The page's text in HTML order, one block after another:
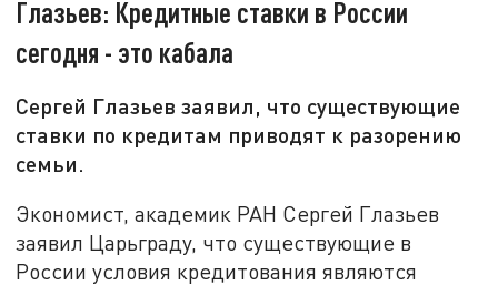
Глазьев: Кредитные ставки в России
сегодня - это кабала
Сергей Глазьев заявил, что существующие
ставки по кредитам приводят к разорению
семьи.
Экономист, академик РАН Сергей Глазьев
заявил Царьграду, что существующие в
России условия кредитования являются